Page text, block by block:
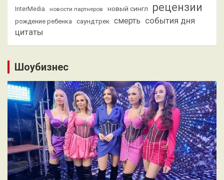
InterMedia
новости партнеров новый сингл рецензии
рождение ребенка саундтрек смерть события дня
цитаты
Шоубизнес